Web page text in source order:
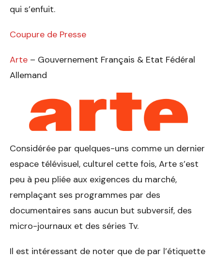
qui s’enfuit.
Coupure de Presse
Arte – Gouvernement Français & Etat Fédéral
Allemand
Considérée par quelques-uns comme un dernier
espace télévisuel, culturel cette fois, Arte s’est
peu à peu pliée aux exigences du marché,
remplaçant ses programmes par des
documentaires sans aucun but subversif, des
micro-journaux et des séries Tv.
Il est intéressant de noter que de par l’étiquette